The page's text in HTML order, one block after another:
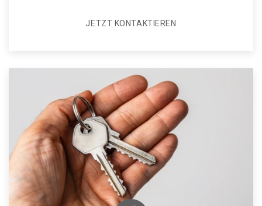
JETZT KONTAKTIEREN